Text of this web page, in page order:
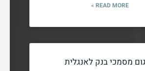
READ MORE »
מסמכי בנק לאנגלית